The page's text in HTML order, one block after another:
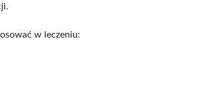
w leczeniu: